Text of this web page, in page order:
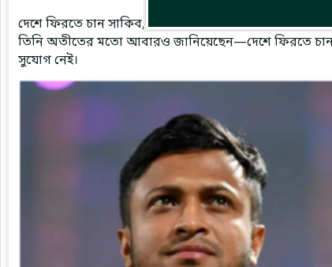
দেশে ফিরতে চান সাকিব, ক্রীড়া প্রতিমন্ত্রী বলছেন—সুযোগ
তিনি অতীতের মতো আবারও জানিয়েছেন—দেশে ফিরতে চান।
সুযোগ নেই।